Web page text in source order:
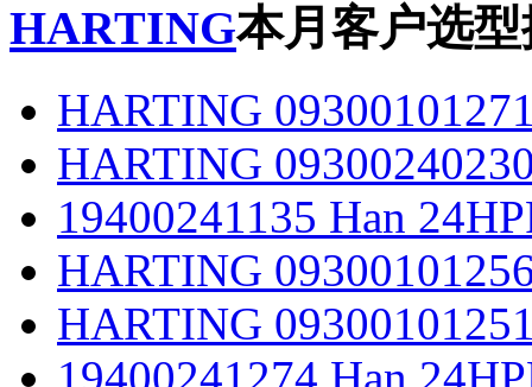
HARTING本月客户选
HARTING
HARTING
19400241135 Han
HARTING
HARTING